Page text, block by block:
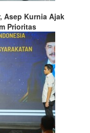
Asep Kurnia Ajak
Prioritas